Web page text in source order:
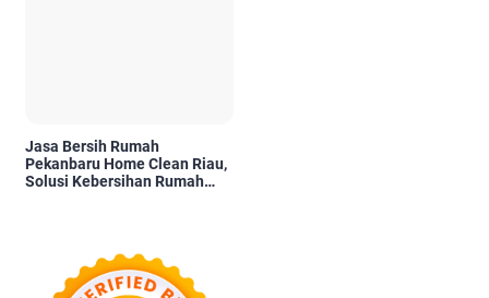
Jasa Bersih Rumah
Pekanbaru Home Clean Riau,
Solusi Kebersihan Rumah